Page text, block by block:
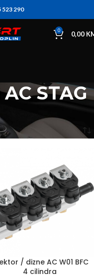
523 290
0 0,00
STAG
/ dizne AC W01 BFC
4 cilindra